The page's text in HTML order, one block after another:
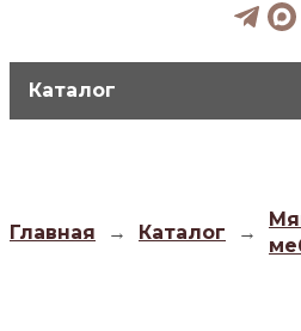
Каталог
Главная → Каталог →